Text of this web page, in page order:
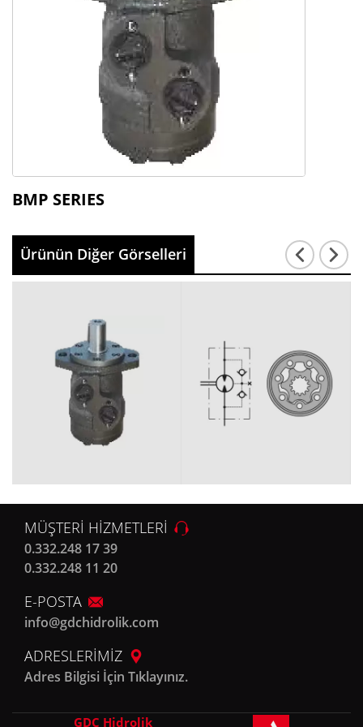
BMP SERIES
Ürünün Diğer Görselleri
MÜŞTERİ HİZMETLERİ
0.332.248 17 39
0.332.248 11 20
E-POSTA
info@gdchidrolik.com
ADRESLERİMİZ
Adres Bilgisi İçin Tıklayınız.
GDC Hidrolik